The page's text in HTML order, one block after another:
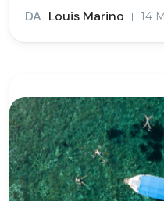
DA Louis Marino 14